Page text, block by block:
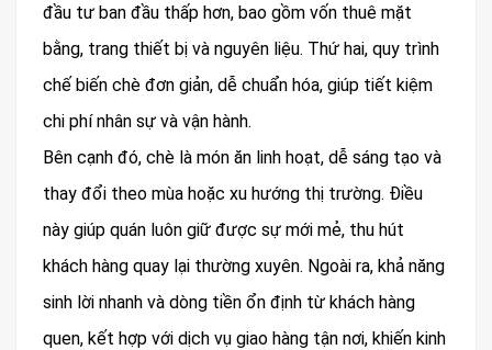
đầu tư ban đầu thấp hơn, bao gồm vốn thuê mặt
bằng, trang thiết bị và nguyên liệu. Thứ hai, quy trình
chế biến chè đơn giản, dễ chuẩn hóa, giúp tiết kiệm
chi phí nhân sự và vận hành.
Bên cạnh đó, chè là món ăn linh hoạt, dễ sáng tạo và
thay đổi theo mùa hoặc xu hướng thị trường. Điều
này giúp quán luôn giữ được sự mới mẻ, thu hút
khách hàng quay lại thường xuyên. Ngoài ra, khả năng
sinh lời nhanh và dòng tiền ổn định từ khách hàng
quen, kết hợp với dịch vụ giao hàng tận nơi, khiến kinh